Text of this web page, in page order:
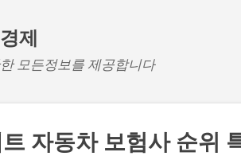
제
모든정보를 제공합니다
자동차 보험사 순위